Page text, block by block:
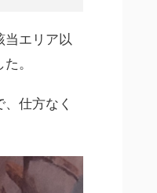
当エリア以
。
仕方なく